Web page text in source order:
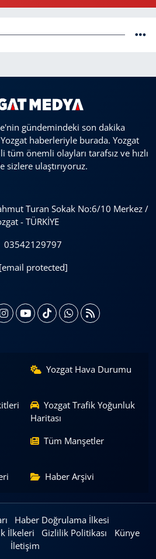
gündemindeki son dakika
haberleriyle burada. Yozgat
önemli olayları tarafsız ve hızlı
sizlere ulaştırıyoruz.
Turan Sokak No:6/10 Merkez /
- TÜRKİYE
03542129797
[email protected]
Yozgat Hava Durumu
Yozgat Trafik Yoğunluk
Haritası
Tüm Manşetler
Haber Arşivi
Haber Doğrulama İlkesi
İlkeleri Gizlilik Politikası
Künye
İletişim